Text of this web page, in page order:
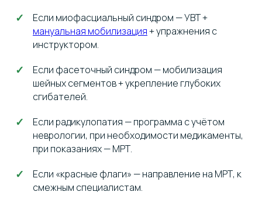
Если миофасциальный синдром — УВТ +
мануальная мобилизация+ упражнения с
инструктором.
Если фасеточный синдром — мобилизация
шейных сегментов + укрепление глубоких
сгибателей.
Если радикулопатия — программа с учётом
неврологии, при необходимости медикаменты,
при показаниях — МРТ.
Если «красные флаги» — направление на МРТ, к
смежным специалистам.